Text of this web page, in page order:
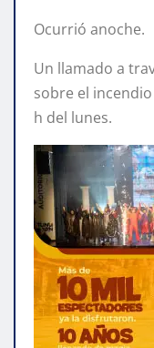
Ocurrió anoche.
Un llamado a
sobre el
h del lunes.